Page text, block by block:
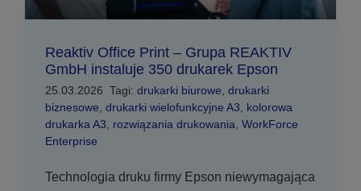
Reaktiv Office Print – Grupa REAKTIV
GmbH instaluje 350 drukarek Epson
25.03.2026 Tagi: drukarki biurowe, drukarki
biznesowe, drukarki wielofunkcyjne A3, kolorowa
drukarka A3, rozwiązania drukowania, WorkForce
Enterprise
Technologia druku firmy Epson niewymagająca